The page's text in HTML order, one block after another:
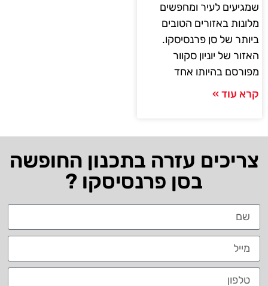
שמגיעים לעיר ומחפשים
מלונות באזורים הטובים
ביותר של סן פרנסיסקו.
האזור של יוניון סקוור
מפורסם בהיותו אחד
קרא עוד »
צריכים עזרה בתכנון החופשה
בסן פרנסיסקו ?